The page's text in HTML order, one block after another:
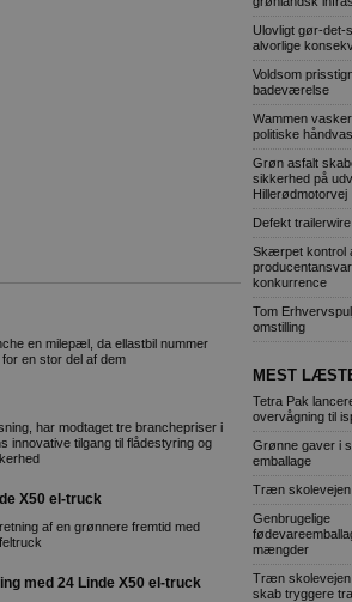
en milepæl, da ellastbil nummer
en stor del af dem
har modtaget tre branchepriser i
innovative tilgang til flådestyring og
X50 el-truck
af en grønnere fremtid med
med 24 Linde X50 el-truck
Ulovligt gør-det-
alvorlige
Voldsom
badeværelse
Wammen
politiske
Grøn asfalt
sikkerhed på
Hillerødmotorvej
Defekt trailerwire
Skærpet kontrol
konkurrence
Tom
omstilling
MEST
Tetra Pak
overvågning til
Grønne gaver i
emballage
Træn skolevejen
Genbrugelige
mængder
Træn skolevejen
skab tryggere